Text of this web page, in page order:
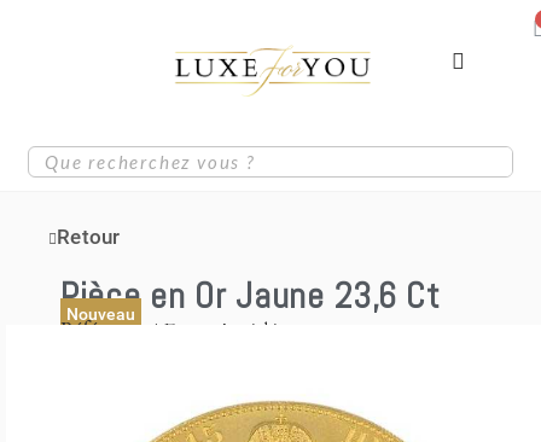
Retour
Pièce en Or Jaune 23,6 Ct
Nouveau
Référence 4 Ducats Autrichiens